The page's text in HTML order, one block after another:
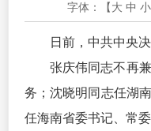
字体：【 大 中 小
日前，中共中央决
张庆伟同志不再
务；沈晓明同志任湖
任海南省委书记、常